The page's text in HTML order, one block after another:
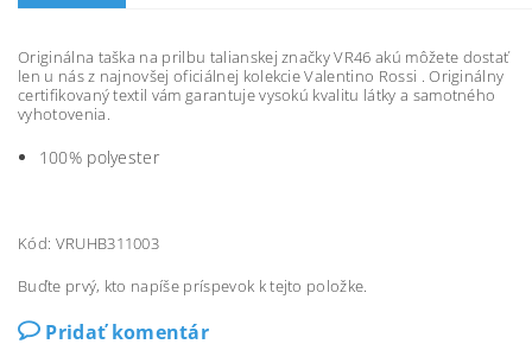
Originálna taška na prilbu talianskej značky VR46 akú môžete dostať
len u nás z najnovšej oficiálnej kolekcie Valentino Rossi . Originálny
certifikovaný textil vám garantuje vysokú kvalitu látky a samotného
vyhotovenia.
100% polyester
Kód: VRUHB311003
Buďte prvý, kto napíše príspevok k tejto položke.
Pridať komentár